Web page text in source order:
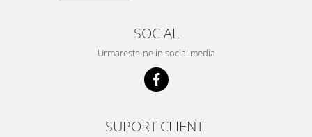
SOCIAL
Urmareste-ne in social media
SUPORT CLIENTI